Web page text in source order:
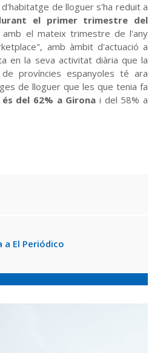
de lloguer s'ha reduit a
el primer trimestre del
amb el mateix trimestre de l'any
amb àmbit d'actuació a
en la seva activitat diària que la
províncies espanyoles té ara
de lloguer que les que tenia fa
del 62% a Girona i del 58% a
El Periódico